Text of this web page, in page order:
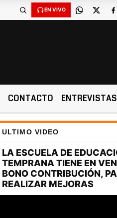
EN VIVO
CONTACTO ENTREVISTAS
ULTIMO VIDEO